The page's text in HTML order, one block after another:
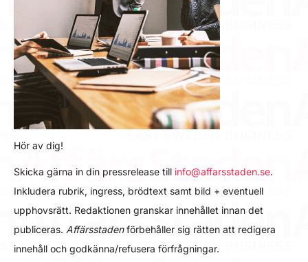
Hör av dig!
Skicka gärna in din pressrelease till info@affarsstaden.se.
Inkludera rubrik, ingress, brödtext samt bild + eventuell
upphovsrätt. Redaktionen granskar innehållet innan det
publiceras. Affärsstadenförbehåller sig rätten att redigera
innehåll och godkänna/refusera förfrågningar.